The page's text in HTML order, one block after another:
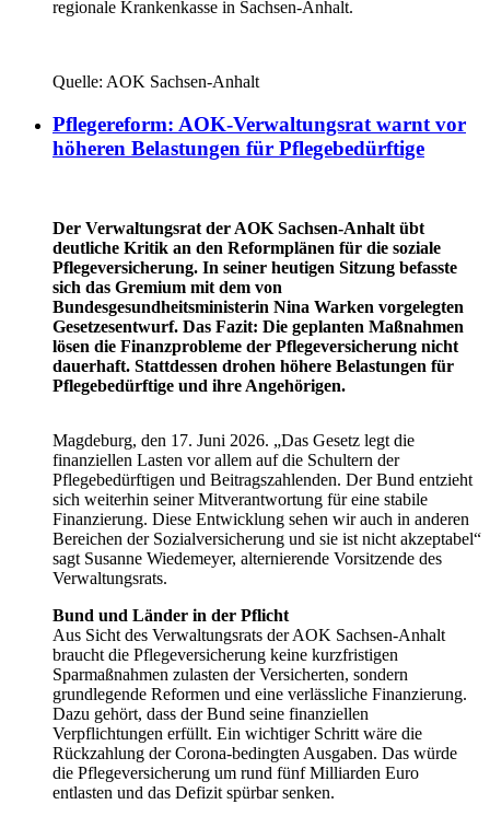
regionale Krankenkasse in Sachsen-Anhalt.
Quelle: AOK Sachsen-Anhalt
Pflegereform: AOK-Verwaltungsrat warnt vor
höheren Belastungen für Pflegebedürftige
Der Verwaltungsrat der AOK Sachsen-Anhalt übt
deutliche Kritik an den Reformplänen für die soziale
Pflegeversicherung. In seiner heutigen Sitzung befasste
sich das Gremium mit dem von
Bundesgesundheitsministerin Nina Warken vorgelegten
Gesetzesentwurf. Das Fazit: Die geplanten Maßnahmen
lösen die Finanzprobleme der Pflegeversicherung nicht
dauerhaft. Stattdessen drohen höhere Belastungen für
Pflegebedürftige und ihre Angehörigen.
Magdeburg, den 17. Juni 2026. „Das Gesetz legt die
finanziellen Lasten vor allem auf die Schultern der
Pflegebedürftigen und Beitragszahlenden. Der Bund entzieht
sich weiterhin seiner Mitverantwortung für eine stabile
Finanzierung. Diese Entwicklung sehen wir auch in anderen
Bereichen der Sozialversicherung und sie ist nicht akzeptabel“
sagt Susanne Wiedemeyer, alternierende Vorsitzende des
Verwaltungsrats.
Bund und Länder in der Pflicht
Aus Sicht des Verwaltungsrats der AOK Sachsen-Anhalt
braucht die Pflegeversicherung keine kurzfristigen
Sparmaßnahmen zulasten der Versicherten, sondern
grundlegende Reformen und eine verlässliche Finanzierung.
Dazu gehört, dass der Bund seine finanziellen
Verpflichtungen erfüllt. Ein wichtiger Schritt wäre die
Rückzahlung der Corona-bedingten Ausgaben. Das würde
die Pflegeversicherung um rund fünf Milliarden Euro
entlasten und das Defizit spürbar senken.